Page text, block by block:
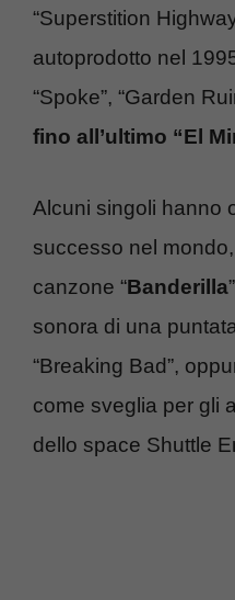
“Superstition
autoprodotto nel
“Spoke”, “Garden
fino all’ultimo “El
Alcuni singoli hanno
successo nel
canzone “Banderilla
sonora di una
“Breaking Bad”,
come sveglia per gli
dello space Shuttle